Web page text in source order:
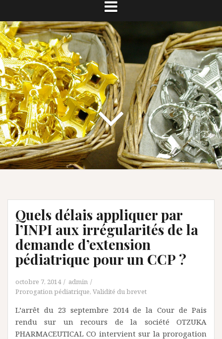
Quels délais appliquer par
l’INPI aux irrégularités de la
demande d’extension
pédiatrique pour un CCP ?
octobre 7, 2014
admin
Prorogation pédiatrique, Validité du brevet
L’arrêt du 23 septembre 2014 de la Cour de Pais
rendu sur un recours de la société OTZUKA
PHARMACEUTICAL CO intervient sur la prorogation